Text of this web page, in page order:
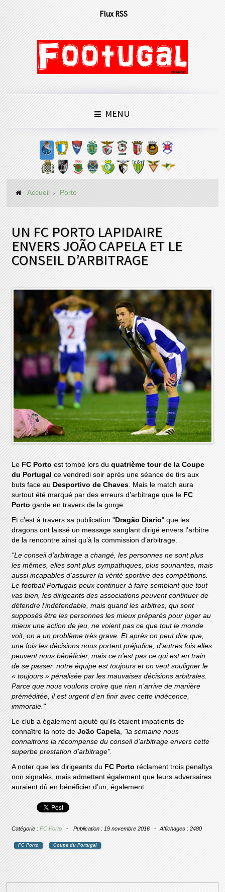
Flux RSS
MENU
Accueil Porto
UN FC PORTO LAPIDAIRE
ENVERS JOÃO CAPELA ET LE
CONSEIL D’ARBITRAGE
LeFC Porto est tombé lors duquatrième tour de la Coupe
du Portugal ce vendredi soir après une séance de tirs aux
buts face au Desportivo de Chaves . Mais le match aura
surtout été marqué par des erreurs d’arbitrage que le FC
Portogarde en travers de la gorge.
Et c’est à travers sa publication " Dragão Diario" que les
dragons ont laissé un message sanglant dirigé envers l’arbitre
de la rencontre ainsi qu’à la commission d’arbitrage.
"Le conseil d’arbitrage a changé, les personnes ne sont plus
les mêmes, elles sont plus sympathiques, plus souriantes, mais
aussi incapables d’assurer la vérité sportive des compétitions.
Le football Portugais peux continuer à faire semblant que tout
vas bien, les dirigeants des associations peuvent continuer de
défendre l’indéfendable, mais quand les arbitres, qui sont
supposés être les personnes les mieux préparés pour juger au
mieux une action de jeu, ne voient pas ce que tout le monde
voit, on a un problème très grave. Et après on peut dire que,
une fois les décisions nous portent préjudice, d’autres fois elles
peuvent nous bénéficier, mais ce n’est pas ce qui est en train
de se passer, notre équipe est toujours et on veut souligner le
« toujours » pénalisée par les mauvaises décisions arbitrales.
Parce que nous voulons croire que rien n’arrive de manière
préméditée, il est urgent d’en finir avec cette indécence,
immorale."
Le club a également ajouté qu’ils étaient impatients de
connaître la note deJoão Capela "la semaine nous
connaitrons la récompense du conseil d’arbitrage envers cette
superbe prestation d’arbitrage".
A noter que les dirigeants du FC Portoréclament trois penaltys
non signalés, mais admettent également que leurs adversaires
auraient dû en bénéficier d’un, également.
Catégorie :FC Porto Publication : 19 novembre 2016 Affichages : 2480
FC Porto Coupe du Portugal